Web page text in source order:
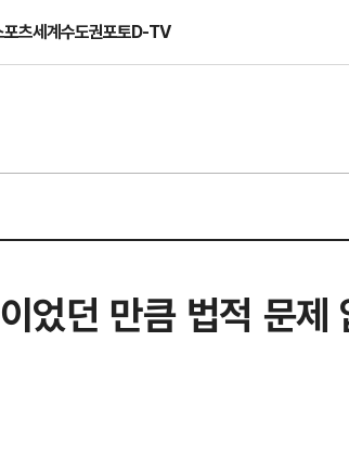
포츠세계수도권포토D-TV
었던 만큼 법적 문제